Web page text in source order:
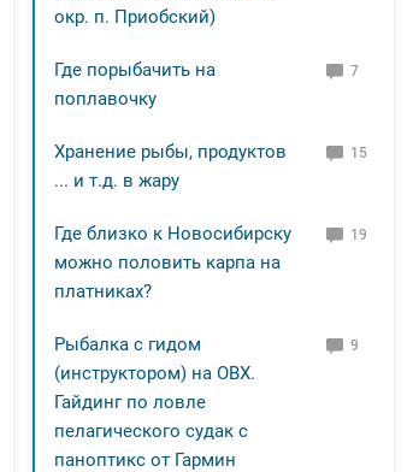
окр. п. Приобский)
Где порыбачить на
поплавочку
7
Хранение рыбы, продуктов
... и т.д. в жару
15
Где близко к Новосибирску
можно половить карпа на
платниках?
19
Рыбалка с гидом
(инструктором) на ОВХ.
Гайдинг по ловле
пелагического судак с
паноптикс от Гармин
9